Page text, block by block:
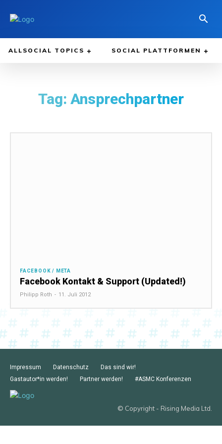
ALLSOCIAL TOPICS SOCIAL PLATTFORMEN
Tag: Ansprechpartner
FACEBOOK / META
Facebook Kontakt & Support (Updated!)
Philipp Roth - 11. Juli 2012
Impressum Datenschutz
Das sind wir!
Gastautor*in werden!
Partner werden! #ASMC Konferenzen
© Copyright - Rising Media Ltd.